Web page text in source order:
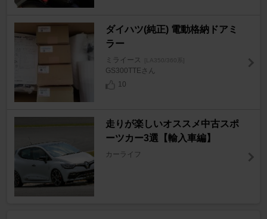
ダイハツ(純正) 電動格納ドアミ
ラー
ミライース [LA350/360系]
GS300TTEさん
10
走りが楽しいオススメ中古スポ
ーツカー3選【輸入車編】
カーライフ